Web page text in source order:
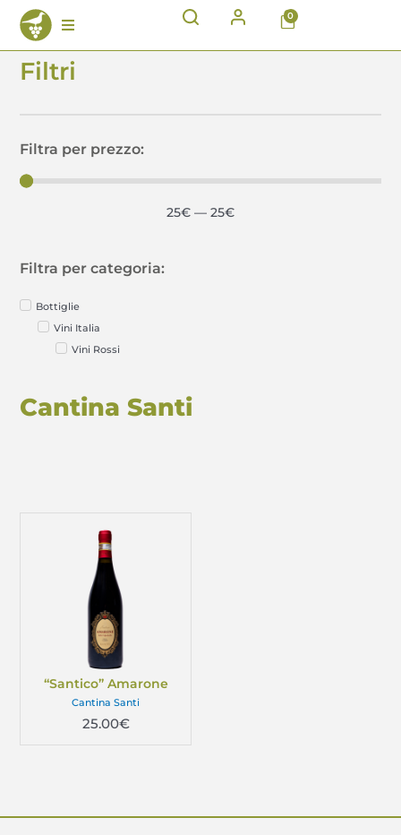
0
Filtri
Filtra per prezzo:
25€ — 25€
Filtra per categoria:
Bottiglie
Vini Italia
Vini Rossi
Cantina Santi
“Santico” Amarone
25.00€
Cantina Santi